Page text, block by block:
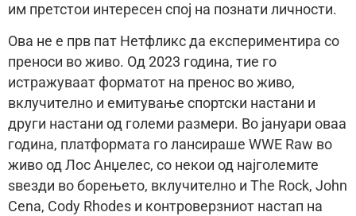
им претстои интересен спој на познати личности.
Ова не е прв пат Нетфликс да експериментира со
преноси во живо. Од 2023 година, тие го
истражуваат форматот на пренос во живо,
вклучително и емитување спортски настани и
други настани од големи размери. Во јануари оваа
година, платформата го лансираше WWE Raw во
живо од Лос Анџелес, со некои од најголемите
ѕвезди во борењето, вклучително и The Rock, John
Cena, Cody Rhodes и контроверзниот настап на